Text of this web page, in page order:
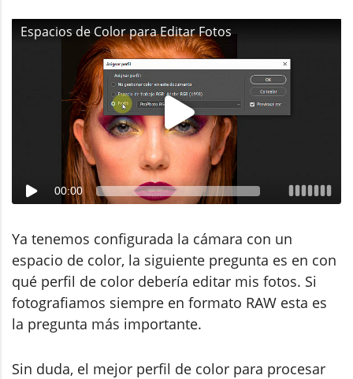
Espacios de Color para Editar Fotos
00:00
Ya tenemos configurada la cámara con un
espacio de color, la siguiente pregunta es en con
qué perfil de color debería editar mis fotos. Si
fotografiamos siempre en formato RAW esta es
la pregunta más importante.
Sin duda, el mejor perfil de color para procesar